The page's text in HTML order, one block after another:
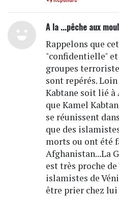
A la ...pêche aux
Rappelons que
"confidentielle"
groupes
sont repérés.
Kabtane soit lié à
que Kamel
se réunissent
que des
morts ou ont été
Afghanistan...La
est très proche
islamistes de
être prier chez